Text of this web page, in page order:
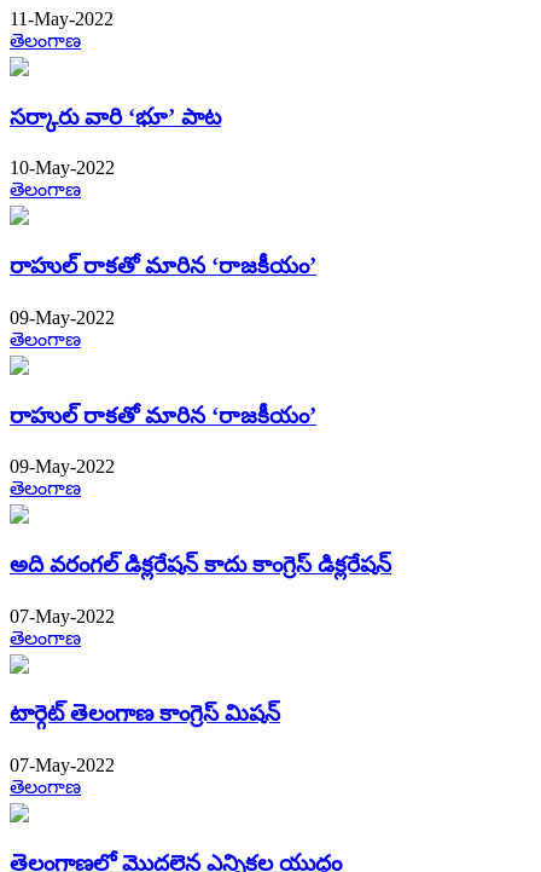
11-May-2022
తెలంగాణ
సర్కారు వారి ‘భూ’ పాట
10-May-2022
తెలంగాణ
రాహుల్​ రాకతో మారిన ‘రాజకీయం’
09-May-2022
తెలంగాణ
రాహుల్​ రాకతో మారిన ‘రాజకీయం’
09-May-2022
తెలంగాణ
అది వరంగల్ డిక్లరేషన్ కాదు కాంగ్రెస్ డిక్లరేషన్
07-May-2022
తెలంగాణ
టార్గెట్​ తెలంగాణ కాంగ్రెస్​ మిషన్​
07-May-2022
తెలంగాణ
తెలంగాణలో మొదలైన ఎన్నికల యుద్ధం